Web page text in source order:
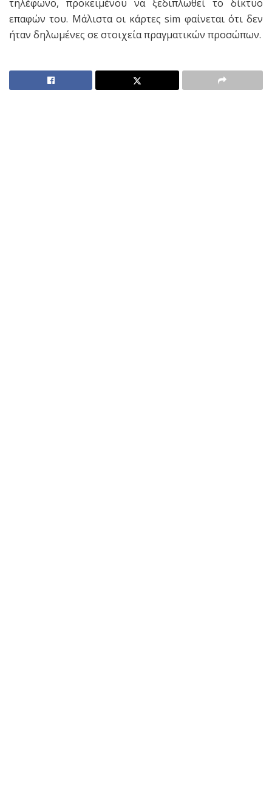
τηλέφωνο, προκειμένου να ξεδιπλωθεί το δίκτυο
επαφών του. Μάλιστα οι κάρτες sim φαίνεται ότι δεν
ήταν δηλωμένες σε στοιχεία πραγματικών προσώπων.